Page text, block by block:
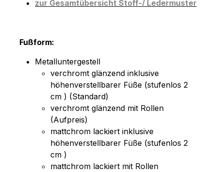
zur Gesamtübersicht Stoff-/ Ledermuster
Fußform:
Metalluntergestell
verchromt glänzend inklusive
höhenverstellbarer Füße (stufenlos 2
cm ) (Standard)
verchromt glänzend mit Rollen
(Aufpreis)
mattchrom lackiert inklusive
höhenverstellbarer Füße (stufenlos 2
cm )
mattchrom lackiert mit Rollen